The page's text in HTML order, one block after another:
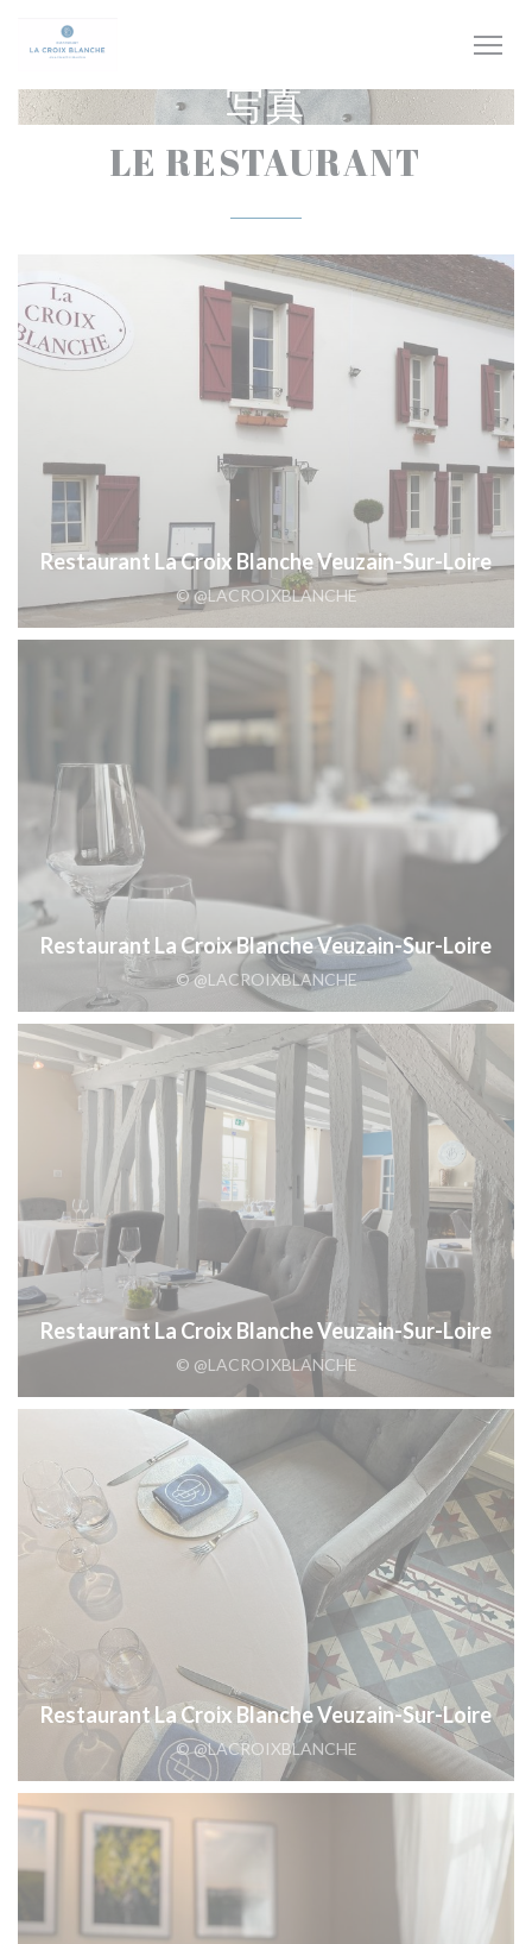
写真
LE RESTAURANT
Restaurant La Croix Blanche Veuzain-Sur-Loire
© @LACROIXBLANCHE
Restaurant La Croix Blanche Veuzain-Sur-Loire
© @LACROIXBLANCHE
Restaurant La Croix Blanche Veuzain-Sur-Loire
© @LACROIXBLANCHE
Restaurant La Croix Blanche Veuzain-Sur-Loire
© @LACROIXBLANCHE